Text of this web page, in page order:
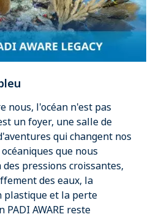
nous, l'océan n'est pas
un foyer, une salle de
qui changent nos
que nous
pressions croissantes,
des eaux, la
plastique et la perte
AWARE reste